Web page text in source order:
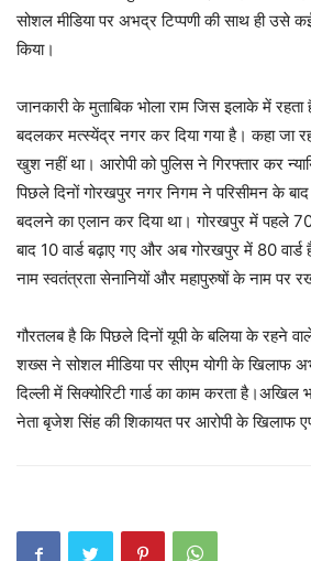
सोशल मीडिया पर अभद्र टिप्पणी की साथ ही उसे
किया।
जानकारी के मुताबिक भोला राम जिस इलाके में
बदलकर मत्स्येंद्र नगर कर दिया गया है। कहा जा
खुश नहीं था। आरोपी को पुलिस ने गिरफ्तार कर
पिछले दिनों गोरखपुर नगर निगम ने परिसीमन के बाद
बदलने का एलान कर दिया था। गोरखपुर में पहले
बाद 10 वार्ड बढ़ाए गए और अब गोरखपुर में 80 वार्ड
नाम स्वतंत्रता सेनानियों और महापुरुषों के नाम पर
गौरतलब है कि पिछले दिनों यूपी के बलिया के रहने
शख्स ने सोशल मीडिया पर सीएम योगी के खिलाफ
दिल्ली में सिक्योरिटी गार्ड का काम करता है।अखिल
नेता बृजेश सिंह की शिकायत पर आरोपी के खिलाफ